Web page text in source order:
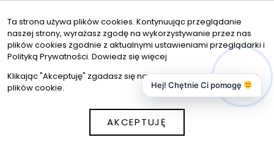
m.smerecki@smerecki.nieruchomosci.pl
Kontakt
m.smerecki@smerecki.nieruchomosci.pl
691403403
Znajdziesz nas tu
Ta strona używa plików cookies. Kontynuując przeglądanie
naszej strony, wyrażasz zgodę na wykorzystywanie przez nas
plików cookies zgodnie z aktualnymi ustawieniami przeglądarki i
Polityką Prywatności. Dowiedz się więcej
Klikając "Akceptuję" zgadasz się na wykorzystywanie przez nas
plików cookie.
AKCEPTUJĘ
Hej! Chętnie Ci pomogę